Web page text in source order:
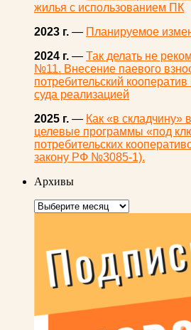
жилья с использованием ПК
2023 г. — Планируемое
2024 г. — Так делать не
№11. Внесение паевого
потребительский
суда реализацией
2025 г. — Как «в складчину»
целевые программы «под
потребительских
закону РФ №3085-1).
Архивы
Архивы